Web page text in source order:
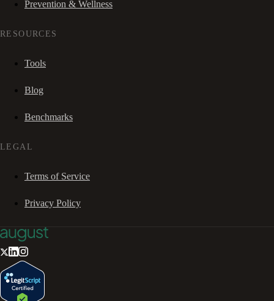
Prevention & Wellness
RESOURCES
Tools
Blog
Benchmarks
LEGAL
Terms of Service
Privacy Policy